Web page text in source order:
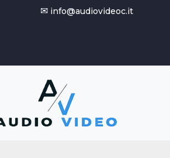
✉ info@audiovideoc.it